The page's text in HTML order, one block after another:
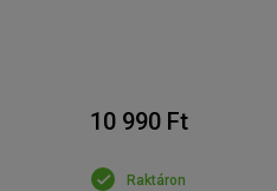
10 990 Ft
Raktáron